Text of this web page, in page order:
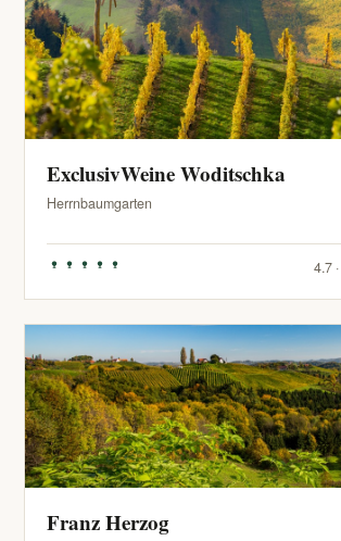
ExclusivWeine Woditschka
Herrnbaumgarten
4.7
Franz Herzog